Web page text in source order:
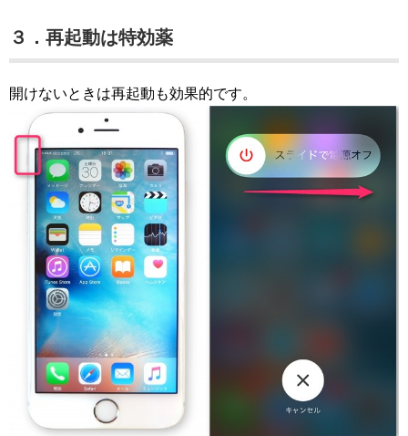
３．再起動は特効薬
開けないときは再起動も効果的です。